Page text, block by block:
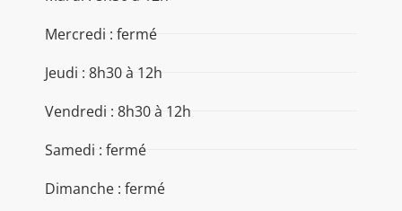
Mercredi : fermé
Jeudi : 8h30 à 12h
Vendredi : 8h30 à 12h
Samedi : fermé
Dimanche : fermé